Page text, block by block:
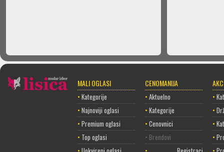
MALI OGLASI
• Kategorije
• Najnoviji oglasi
• Premium oglasi
• Top oglasi
CENOMANIJA
• Aktuelno
• Kategorije
• Cenovnici
• Brendovi
•
•
•
•